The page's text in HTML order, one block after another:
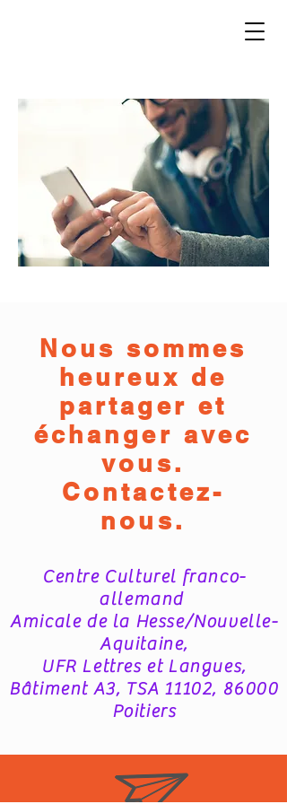
Nous sommes
heureux de
partager et
échanger avec
vous.
Contactez-
nous.
Centre Culturel franco-
allemand
Amicale de la Hesse/Nouvelle-
Aquitaine,
UFR Lettres et Langues,
Bâtiment A3, TSA 11102, 86000
Poitiers